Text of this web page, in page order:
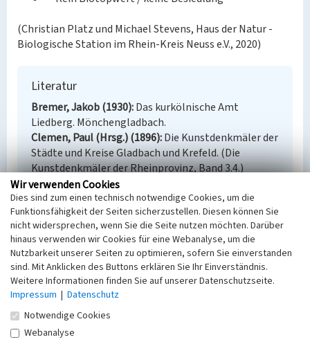
(Christian Platz und Michael Stevens, Haus der Natur -
Biologische Station im Rhein-Kreis Neuss e.V., 2020)
Literatur
Bremer, Jakob (1930) Das kurkölnische Amt
Liedberg. Mönchengladbach.
Clemen, Paul (Hrsg.) (1896) Die Kunstdenkmäler der
Städte und Kreise Gladbach und Krefeld. (Die
Kunstdenkmäler der Rheinprovinz, Band 3.4.)
Düsseldorf.
Düll, Ruprecht; Kutzelnigg, Herfried
(2011) Taschenlexikon der Pflanzen Deutschlands
und angrenzender Länder - die häufigsten
mitteleuropäischen Arten im Porträt. Wiebelsheim.
Janssen, Brigitte; Janssen, Walter (1997) Burgen,
Schlösser und Hofesfesten im Kreis Neuss.
(Schriftenreihe des Kreises Neuss 10.) Neuss (3.
Auflage).
Löhr, Wolfgang (2003)
Städteatlas, Lieferung XV, Nr. 82.) Köln.
Wir verwenden Cookies
Dies sind zum einen technisch notwendige Cookies, um die
Funktionsfähigkeit der Seiten sicherzustellen. Diesen können Sie
nicht widersprechen, wenn Sie die Seite nutzen möchten. Darüber
hinaus verwenden wir Cookies für eine Webanalyse, um die
Nutzbarkeit unserer Seiten zu optimieren, sofern Sie einverstanden
sind. Mit Anklicken des Buttons erklären Sie Ihr Einverständnis.
Weitere Informationen finden Sie auf unserer Datenschutzseite.
Impressum | Datenschutz
Notwendige Cookies
Webanalyse